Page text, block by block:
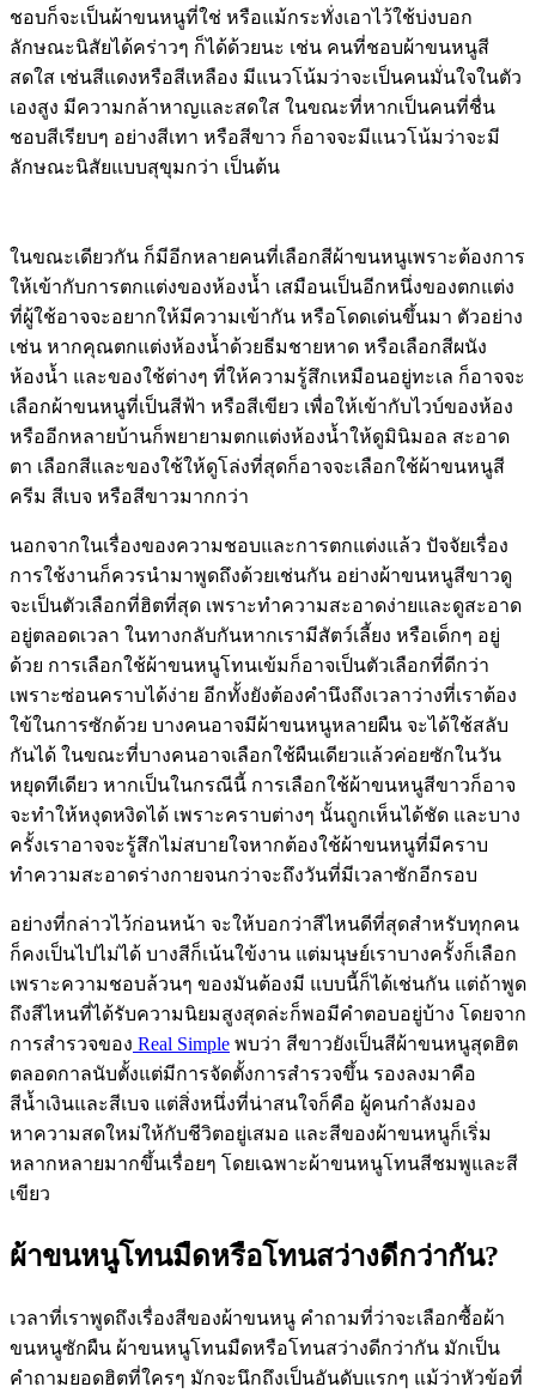
ชอบก็จะเป็นผ้าขนหนูที่ใช่ หรือแม้กระทั่งเอาไว้ใช้บ่งบอก
ลักษณะนิสัยได้คร่าวๆ ก็ได้ด้วยนะ เช่น คนที่ชอบผ้าขนหนูสี
สดใส เช่นสีแดงหรือสีเหลือง มีแนวโน้มว่าจะเป็นคนมั่นใจในตัว
เองสูง มีความกล้าหาญและสดใส ในขณะที่หากเป็นคนที่ชื่น
ชอบสีเรียบๆ อย่างสีเทา หรือสีขาว ก็อาจจะมีแนวโน้มว่าจะมี
ลักษณะนิสัยแบบสุขุมกว่า เป็นต้น
ในขณะเดียวกัน ก็มีอีกหลายคนที่เลือกสีผ้าขนหนูเพราะต้องการ
ให้เข้ากับการตกแต่งของห้องน้ำ เสมือนเป็นอีกหนึ่งของตกแต่ง
ที่ผู้ใช้อาจจะอยากให้มีความเข้ากัน หรือโดดเด่นขึ้นมา ตัวอย่าง
เช่น หากคุณตกแต่งห้องน้ำด้วยธีมชายหาด หรือเลือกสีผนัง
ห้องน้ำ และของใช้ต่างๆ ที่ให้ความรู้สึกเหมือนอยู่ทะเล ก็อาจจะ
เลือกผ้าขนหนูที่เป็นสีฟ้า หรือสีเขียว เพื่อให้เข้ากับไวบ์ของห้อง
หรืออีกหลายบ้านก็พยายามตกแต่งห้องน้ำให้ดูมินิมอล สะอาด
ตา เลือกสีและของใช้ให้ดูโล่งที่สุดก็อาจจะเลือกใช้ผ้าขนหนูสี
ครีม สีเบจ หรือสีขาวมากกว่า
นอกจากในเรื่องของความชอบและการตกแต่งแล้ว ปัจจัยเรื่อง
การใช้งานก็ควรนำมาพูดถึงด้วยเช่นกัน อย่างผ้าขนหนูสีขาวดู
จะเป็นตัวเลือกที่ฮิตที่สุด เพราะทำความสะอาดง่ายและดูสะอาด
อยู่ตลอดเวลา ในทางกลับกันหากเรามีสัตว์เลี้ยง หรือเด็กๆ อยู่
ด้วย การเลือกใช้ผ้าขนหนูโทนเข้มก็อาจเป็นตัวเลือกที่ดีกว่า
เพราะซ่อนคราบได้ง่าย อีกทั้งยังต้องคำนึงถึงเวลาว่างที่เราต้อง
ใข้ในการซักด้วย บางคนอาจมีผ้าขนหนูหลายผืน จะได้ใช้สลับ
กันได้ ในขณะที่บางคนอาจเลือกใช้ผืนเดียวแล้วค่อยซักในวัน
หยุดทีเดียว หากเป็นในกรณีนี้ การเลือกใช้ผ้าขนหนูสีขาวก็อาจ
จะทำให้หงุดหงิดได้ เพราะคราบต่างๆ นั้นถูกเห็นได้ชัด และบาง
ครั้งเราอาจจะรู้สึกไม่สบายใจหากต้องใช้ผ้าขนหนูที่มีคราบ
ทำความสะอาดร่างกายจนกว่าจะถึงวันที่มีเวลาซักอีกรอบ
อย่างที่กล่าวไว้ก่อนหน้า จะให้บอกว่าสีไหนดีที่สุดสำหรับทุกคน
ก็คงเป็นไปไม่ได้ บางสีก็เน้นใข้งาน แต่มนุษย์เราบางครั้งก็เลือก
เพราะความชอบล้วนๆ ของมันต้องมี แบบนี้ก็ได้เช่นกัน แต่ถ้าพูด
ถึงสีไหนที่ได้รับความนิยมสูงสุดล่ะก็พอมีคำตอบอยู่บ้าง โดยจาก
การสำรวจของ Real Simple พบว่า สีขาวยังเป็นสีผ้าขนหนูสุดฮิต
ตลอดกาลนับตั้งแต่มีการจัดตั้งการสำรวจขึ้น รองลงมาคือ
สีน้ำเงินและสีเบจ แต่สิ่งหนึ่งที่น่าสนใจก็คือ ผู้คนกำลังมอง
หาความสดใหม่ให้กับชีวิตอยู่เสมอ และสีของผ้าขนหนูก็เริ่ม
หลากหลายมากขึ้นเรื่อยๆ โดยเฉพาะผ้าขนหนูโทนสีชมพูและสี
เขียว
ผ้าขนหนูโทนมืดหรือโทนสว่างดีกว่ากัน?
เวลาที่เราพูดถึงเรื่องสีของผ้าขนหนู คำถามที่ว่าจะเลือกซื้อผ้า
ขนหนูซักผืน ผ้าขนหนูโทนมืดหรือโทนสว่างดีกว่ากัน มักเป็น
คำถามยอดฮิตที่ใครๆ มักจะนึกถึงเป็นอันดับแรกๆ แม้ว่าหัวข้อที่